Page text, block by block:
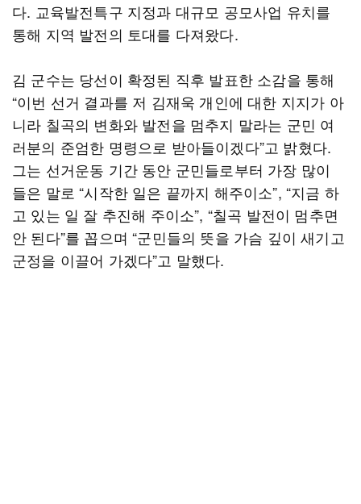
다. 교육발전특구 지정과 대규모 공모사업 유치를
통해 지역 발전의 토대를 다져왔다.
김 군수는 당선이 확정된 직후 발표한 소감을 통해
“이번 선거 결과를 저 김재욱 개인에 대한 지지가 아
니라 칠곡의 변화와 발전을 멈추지 말라는 군민 여
러분의 준엄한 명령으로 받아들이겠다”고 밝혔다.
그는 선거운동 기간 동안 군민들로부터 가장 많이
들은 말로 “시작한 일은 끝까지 해주이소”, “지금 하
고 있는 일 잘 추진해 주이소”, “칠곡 발전이 멈추면
안 된다”를 꼽으며 “군민들의 뜻을 가슴 깊이 새기고
군정을 이끌어 가겠다”고 말했다.